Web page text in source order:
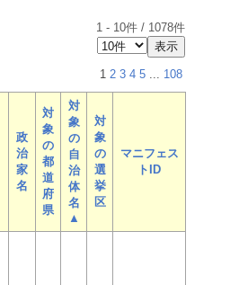
1 - 10件 / 1078件
1 2 3 4 5 ... 108
政
治
家
名
対
象
の
都
道
府
県
対
象
の
自
治
体
名
▲
対
象
の
選
挙
区
マニフェス
トID